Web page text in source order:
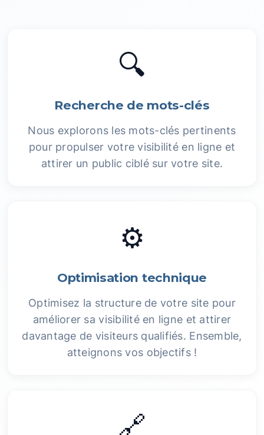
🔍
Recherche de mots-clés
Nous explorons les mots-clés pertinents
pour propulser votre visibilité en ligne et
attirer un public ciblé sur votre site.
⚙️
Optimisation technique
Optimisez la structure de votre site pour
améliorer sa visibilité en ligne et attirer
davantage de visiteurs qualifiés. Ensemble,
atteignons vos objectifs !
🔗